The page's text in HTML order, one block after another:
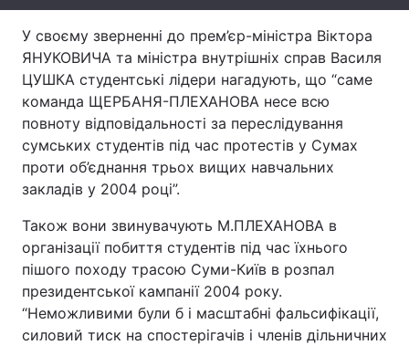
Інтерв'ю Думки
Архів Вакансії
Контакти
Послуги
У своєму зверненні до прем’єр-міністра Віктора
ЯНУКОВИЧА та міністра внутрішніх справ Василя
ЦУШКА студентські лідери нагадують, що “саме
команда ЩЕРБАНЯ-ПЛЕХАНОВА несе всю
повноту відповідальності за переслідування
сумських студентів під час протестів у Сумах
проти об’єднання трьох вищих навчальних
закладів у 2004 році”.
Також вони звинувачують М.ПЛЕХАНОВА в
організації побиття студентів під час їхнього
пішого походу трасою Суми-Київ в розпал
президентської кампанії 2004 року.
“Неможливими були б і масштабні фальсифікації,
силовий тиск на спостерігачів і членів дільничних